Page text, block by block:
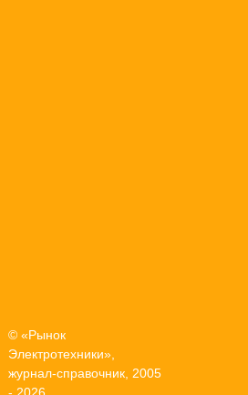
© «Рынок
Электротехники»,
журнал-справочник, 2005